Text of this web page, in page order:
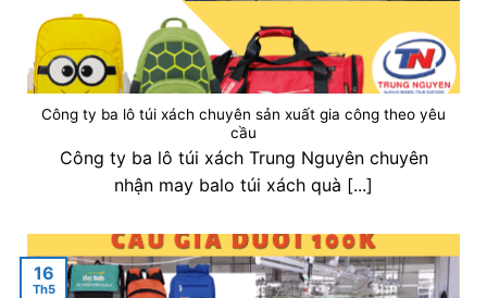
Công ty ba lô túi xách chuyên sản xuất gia công theo yêu
cầu
Công ty ba lô túi xách Trung Nguyên chuyên
nhận may balo túi xách quà [...]
16
Th5